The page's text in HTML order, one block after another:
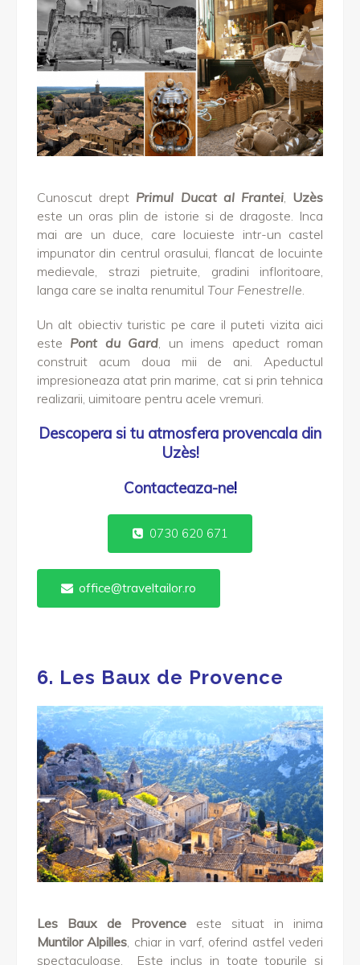
Cunoscut drept Primul Ducat al Frantei, Uzès
este un oras plin de istorie si de dragoste. Inca
mai are un duce, care locuieste intr-un castel
impunator din centrul orasului, flancat de locuinte
medievale, strazi pietruite, gradini infloritoare,
langa care se inalta renumitul Tour Fenestrelle.
Un alt obiectiv turistic pe care il puteti vizita aici
este Pont du Gard, un imens apeduct roman
construit acum doua mii de ani. Apeductul
impresioneaza atat prin marime, cat si prin tehnica
realizarii, uimitoare pentru acele vremuri.
Descopera si tu atmosfera provencala din
Uzès!
Contacteaza-ne!
0730 620 671
office@traveltailor.ro
6. Les Baux de Provence
Les Baux de Provence este situat in inima
Muntilor Alpilles, chiar in varf, oferind astfel vederi
spectaculoase. Este inclus in toate topurile si